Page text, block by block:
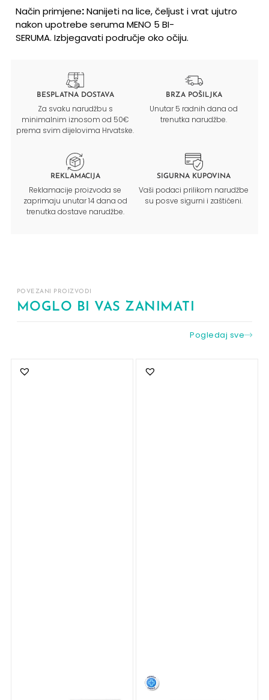
Način primjene:Nanijeti na lice, čeljust i vrat ujutro
nakon upotrebe seruma MENO 5 BI-
SERUMA. Izbjegavati područje oko očiju.
BESPLATNA DOSTAVA
Za svaku narudžbu s
minimalnim iznosom od 50€
prema svim dijelovima Hrvatske.
BRZA POŠILJKA
Unutar 5 radnih dana od
trenutka narudžbe.
REKLAMACIJA
Reklamacije proizvoda se
zaprimaju unutar 14 dana od
trenutka dostave narudžbe.
SIGURNA KUPOVINA
Vaši podaci prilikom narudžbe
su posve sigurni i zaštićeni.
POVEZANI PROIZVODI
MOGLO BI VAS ZANIMATI
Pogledaj sve